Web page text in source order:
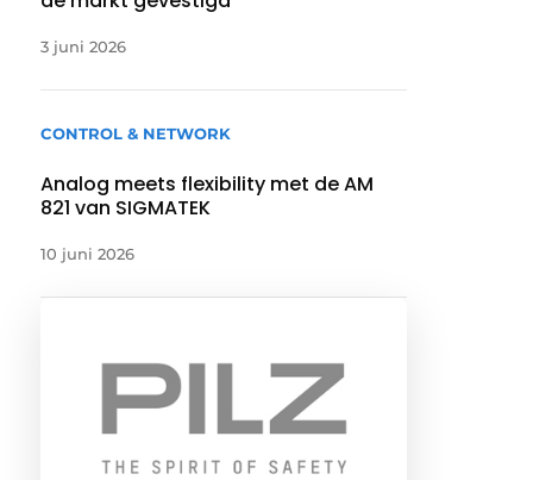
3 juni 2026
CONTROL & NETWORK
Analog meets flexibility met de AM
821 van SIGMATEK
10 juni 2026